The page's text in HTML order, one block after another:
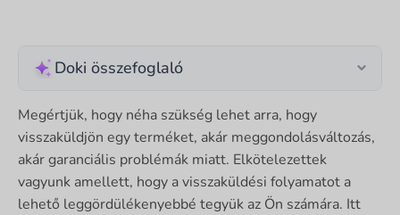
Doki összefoglaló
Megértjük, hogy néha szükség lehet arra, hogy
visszaküldjön egy terméket, akár meggondolásváltozás,
akár garanciális problémák miatt. Elkötelezettek
vagyunk amellett, hogy a visszaküldési folyamatot a
lehető leggördülékenyebbé tegyük az Ön számára. Itt